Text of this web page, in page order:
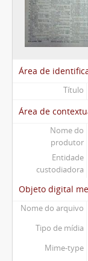
Área de
Título
Área de
Nome do
produtor
Entidade
custodiadora
Objeto digital
Nome do arquivo
Tipo de mídia
Mime-type